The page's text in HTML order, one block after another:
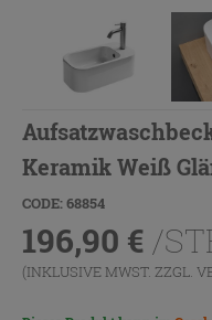
Keramik Weiß
CODE: 68854
196,90 € /
(INKLUSIVE MWST. ZZGL.